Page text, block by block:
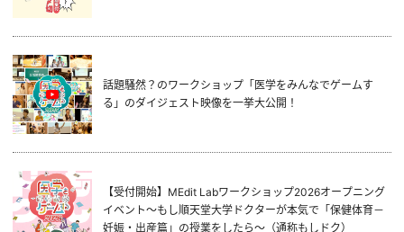
話題騒然？のワークショップ「医学をみんなでゲームす
る」のダイジェスト映像を一挙大公開！
【受付開始】MEdit Labワークショップ2026オープニング
イベント～もし順天堂大学ドクターが本気で「保健体育－
妊娠・出産篇」の授業をしたら～（通称もしドク）